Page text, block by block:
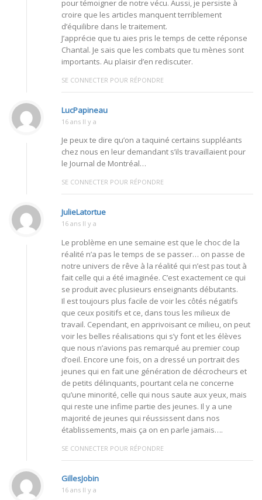
pour témoigner de notre vécu. Aussi, je persiste à
croire que les articles manquent terriblement
d’équilibre dans le traitement.
J’apprécie que tu aies pris le temps de cette réponse
Chantal. Je sais que les combats que tu mènes sont
importants. Au plaisir d’en rediscuter.
SE CONNECTER POUR RÉPONDRE
LucPapineau
16 ans Il y a
Je peux te dire qu’on a taquiné certains suppléants
chez nous en leur demandant s’ils travaillaient pour
le Journal de Montréal…
SE CONNECTER POUR RÉPONDRE
JulieLatortue
16 ans Il y a
Le problème en une semaine est que le choc de la
réalité n’a pas le temps de se passer… on passe de
notre univers de rêve à la réalité qui n’est pas tout à
fait celle qui a été imaginée. C’est exactement ce qui
se produit avec plusieurs enseignants débutants.
Il est toujours plus facile de voir les côtés négatifs
que ceux positifs et ce, dans tous les milieux de
travail. Cependant, en apprivoisant ce milieu, on peut
voir les belles réalisations qui s’y font et les élèves
que nous n’avions pas remarqué au premier coup
d’oeil. Encore une fois, on a dressé un portrait des
jeunes qui en fait une génération de décrocheurs et
de petits délinquants, pourtant cela ne concerne
qu’une minorité, celle qui nous saute aux yeux, mais
qui reste une infime partie des jeunes. Il y a une
majorité de jeunes qui réussissent dans nos
établissements, mais ça on en parle jamais….
SE CONNECTER POUR RÉPONDRE
GillesJobin
16 ans Il y a